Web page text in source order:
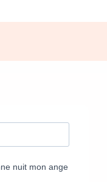
nuit mon ange